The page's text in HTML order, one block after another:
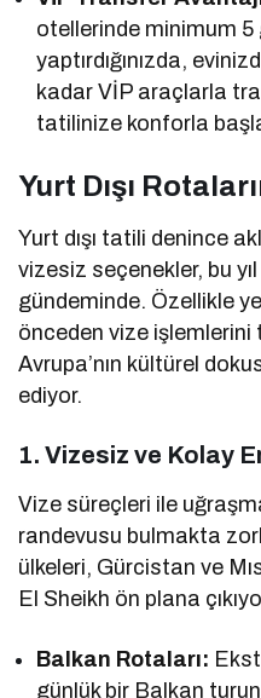
otellerinde minimum
yaptırdığınızda,
kadar VİP araçlarla
tatilinize konforla
Yurt Dışı
Yurt dışı tatili denince
vizesiz seçenekler, bu
gündeminde. Özellikle
önceden vize
Avrupa’nın kültürel
ediyor.
1. Vizesiz ve Kolay
Vize süreçleri ile
randevusu bulmakta
ülkeleri, Gürcistan ve
El Sheikh ön plana
Balkan Rotaları:
günlük bir Balkan